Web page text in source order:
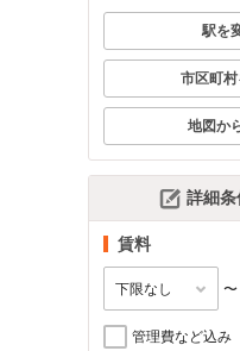
駅を
市区町
地図か
詳細
賃料
〜
管理費など込み